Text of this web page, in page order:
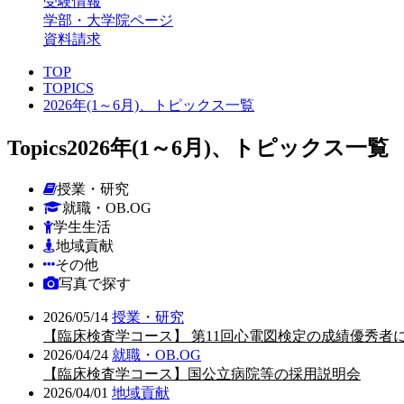
学部・大学院ページ
資料請求
TOP
TOPICS
2026年(1～6月)、トピックス一覧
Topics2026年(1～6月)、トピックス一覧
授業・研究
就職・OB.OG
学生生活
地域貢献
その他
写真で探す
2026/05/14 授業・研究
【臨床検査学コース】 第11回心電図検定の成績優秀者
2026/04/24 就職・OB.OG
【臨床検査学コース】国公立病院等の採用説明会
2026/04/01 地域貢献